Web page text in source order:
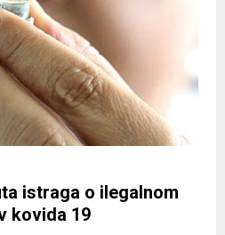
istraga o ilegalnom
kovida 19